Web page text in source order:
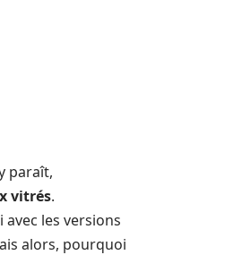
paraît,
vitrés.
les versions
alors, pourquoi